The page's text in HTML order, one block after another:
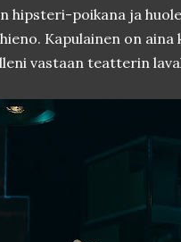
hipsteri-poikana ja
Kapulainen on
vastaan teatterin